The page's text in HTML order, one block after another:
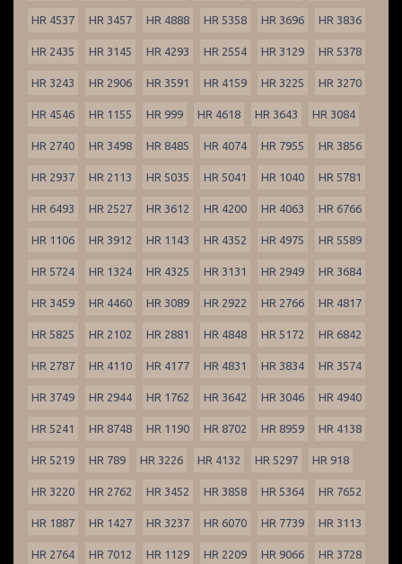
HR 4537 HR 3457 HR 4888 HR 5358 HR 3696 HR 3836
HR 2435 HR 3145 HR 4293 HR 2554 HR 3129 HR 5378
HR 3243 HR 2906 HR 3591 HR 4159 HR 3225 HR 3270
HR 4546 HR 1155 HR 999 HR 4618 HR 3643 HR 3084
HR 2740 HR 3498 HR 8485 HR 4074 HR 7955 HR 3856
HR 2937 HR 2113 HR 5035 HR 5041 HR 1040 HR 5781
HR 6493 HR 2527 HR 3612 HR 4200 HR 4063 HR 6766
HR 1106 HR 3912 HR 1143 HR 4352 HR 4975 HR 5589
HR 5724 HR 1324 HR 4325 HR 3131 HR 2949 HR 3684
HR 3459 HR 4460 HR 3089 HR 2922 HR 2766 HR 4817
HR 5825 HR 2102 HR 2881 HR 4848 HR 5172 HR 6842
HR 2787 HR 4110 HR 4177 HR 4831 HR 3834 HR 3574
HR 3749 HR 2944 HR 1762 HR 3642 HR 3046 HR 4940
HR 5241 HR 8748 HR 1190 HR 8702 HR 8959 HR 4138
HR 5219 HR 789 HR 3226 HR 4132 HR 5297 HR 918
HR 3220 HR 2762 HR 3452 HR 3858 HR 5364 HR 7652
HR 1887 HR 1427 HR 3237 HR 6070 HR 7739 HR 3113
HR 2764 HR 7012 HR 1129 HR 2209 HR 9066 HR 3728